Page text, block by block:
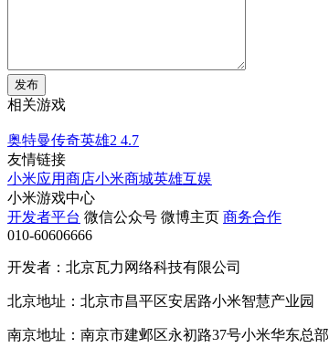
发布
相关游戏
奥特曼传奇英雄2 4.7
友情链接
小米应用商店小米商城英雄互娱
小米游戏中心
开发者平台 微信公众号 微博主页 商务合作
010-60606666
开发者：北京瓦力网络科技有限公司
北京地址：北京市昌平区安居路小米智慧产业园
南京地址：南京市建邺区永初路37号小米华东总部